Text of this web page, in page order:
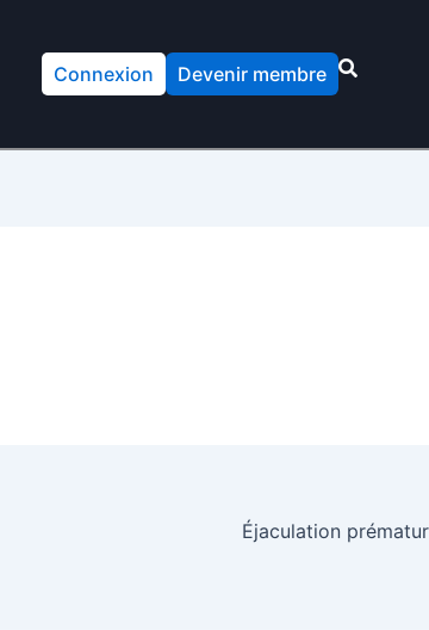
Connexion Devenir membre
Éjaculation